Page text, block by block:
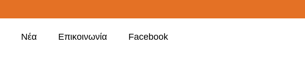
Νέα Επικοινωνία Facebook